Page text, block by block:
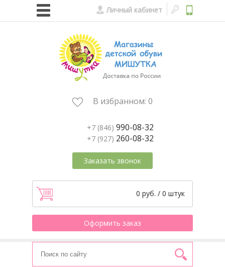
Личный кабинет
В избранном: 0
+7 (846) 990-08-32
+7 (927) 260-08-32
Заказать звонок
0 руб. / 0 штук
Оформить заказ